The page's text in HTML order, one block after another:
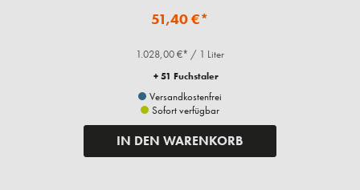
51,40 €*
1.028,00 €* / 1 Liter
+ 51 Fuchstaler
Versandkostenfrei
Sofort verfügbar
IN DEN WARENKORB